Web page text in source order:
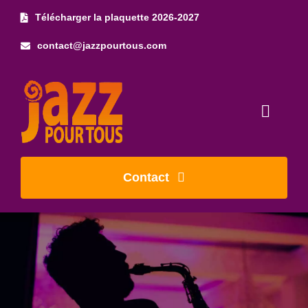
Skip
Télécharger la plaquette 2026-2027
contact@jazzpourtous.com
L’association
Les concerts
Photos
Contact